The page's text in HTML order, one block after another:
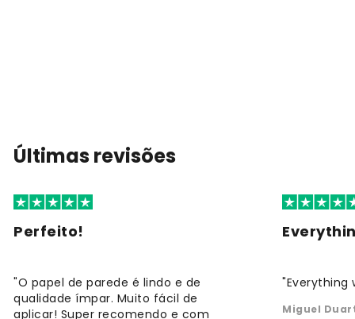
Últimas revisões
Perfeito!
"O papel de parede é lindo e de
qualidade ímpar. Muito fácil de
aplicar! Super recomendo e com
"Everything
Miguel